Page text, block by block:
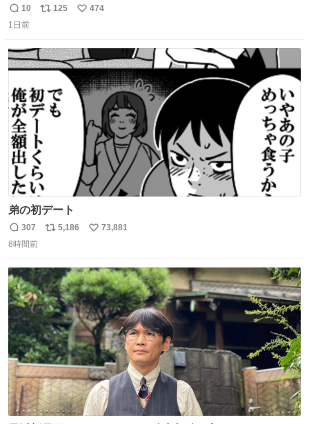
る。 写真を撮ろうとしたら「勝手に写真撮るな馬鹿野郎」
と罵倒されるなど。
返
信
10
リ
ト
数
125
い
数
474
1日前
弟の初デート
返
信
307
リ
ト
数
5,186
い
数
73,881
8時間前